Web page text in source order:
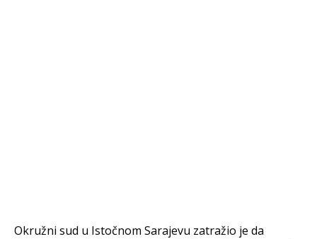
Okružni sud u Istočnom Sarajevu zatražio je da